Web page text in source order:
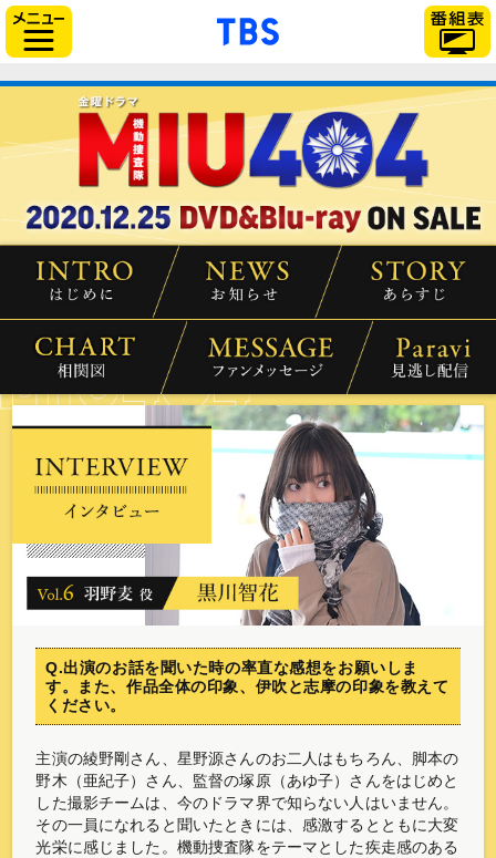
「TBSテレビ」トップ
Q.出演のお話を聞いた時の率直な感想をお願いしま
す。また、作品全体の印象、伊吹と志摩の印象を教えて
ください。
主演の綾野剛さん、星野源さんのお二人はもちろん、脚本の
野木（亜紀子）さん、監督の塚原（あゆ子）さんをはじめと
した撮影チームは、今のドラマ界で知らない人はいません。
その一員になれると聞いたときには、感激するとともに大変
光栄に感じました。機動捜査隊をテーマとした疾走感のある